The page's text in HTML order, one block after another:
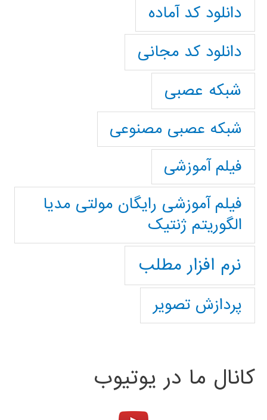
دانلود کد آماده
دانلود کد مجانی
شبکه عصبی
شبکه عصبی مصنوعی
فیلم آموزشی
فیلم آموزشی رایگان مولتی مدیا
الگوریتم ژنتیک
نرم افزار مطلب
پردازش تصویر
کانال ما در یوتیوب